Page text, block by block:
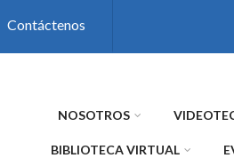
Contáctenos
NOSOTROS
BIBLIOTECA VIRTUAL